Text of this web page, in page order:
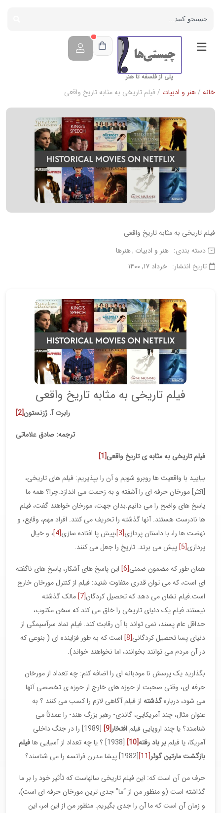
پلی از فلسفه تا هنر
خانه /هنر و ادبیات / فیلم تاریخی به مثابه تاریخ واقعی
فیلم تاریخی به مثابه تاریخ واقعی
دسته بندی: هنر و ادبیات هنرها
تاریخ انتشار: خرداد ۱۷, ۱۴۰۰
فیلم تاریخی به مثابه تاریخ واقعی
رابرت آ. رُزنستون[2]
ترجمه: صادق علاماتی
فیلم تاریخی به مثابه ی تاریخ واقعی[1]
بیایید با واقعیت ها روبرو شویم و آن را بپذیریم: فیلم های تاریخی،
[اکثر] مورخان حرفه ای را آشفته و به زحمت می اندازد.چرا؟ همه ما
پاسخ های واضح را می دانیم.بدان جهت، مورخان خواهند گفت، فیلم
ها نادرست هستند. آنها گذشته را تحریف می کنند. افراد مهم، وقایع، و
نهضت ها را، با داستان پردازی[3] ،پیش پا افتاده سازی[4] ، و خیال
پردازی[5]
پیش می برند. تاریخ را جعل می کنند.
همان طور که مضمون ضمنی[6]
این پاسخ های آشکار، پاسخ های ناگفته
ای است، که می توان قدری متفاوت شنید: فیلم از کنترل مورخان خارج
است.فیلم نشان می دهد که تحصیل کردگان[7]
مالک گذشته
نیستند.فیلم یک دنیای تاریخی را خلق می کند که سخن مکتوب،
حداقل عام پسند، نمی تواند با آن رقابت کند. فیلم نماد سرآسیمگی از
دنیای پسا تحصیل کردگانی[8]
است که به طور فزاینده ای ( بنوعی که
در آن مردم می توانند بخوانند، اما نخواهند خواند).
بگذارید یک پرسش نا مودبانه ای را اضافه کنم: چه تعداد از مورخان
حرفه ای، وقتی صحبت از حوزه های خارج از حوزه ی تخصصی آنها
می شود، دربارهگذشته از فیلم آگاهی لازم را کسب می کنند ؟ به
عنوان مثال، چند آمریکایی، گاندی- رهبر بزرگ هند- را عمدتاً می
شناسند؟ یا چند اروپایی فیلمافتخار[9]
[1989] را در جنگ داخلی
آمریکا، یا فیلمبر باد رفته[10] [1938] ؟ یا چه تعداد از آسیایی ها
فیلم
بازگشت مارتین گوئر[11]
[1982] پیشا مدرن فرانسه را می شناسند؟
حرف من آن است که: این فیلم تاریخی سالهاست که تأثیر خود را بر ما
گذاشته است (و منظور من از “ما” جدی ترین مورخان حرفه ای است)،
و زمان آن است که ما آن را جدی بگیریم. منظور من از این امر، این